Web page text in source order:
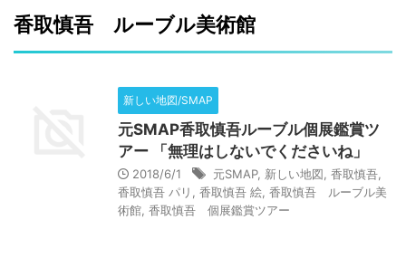
香取慎吾 ルーブル美術館
新しい地図/SMAP
元SMAP香取慎吾ルーブル個展鑑賞ツ
アー 「無理はしないでくださいね」
2018/6/1 元SMAP, 新しい地図 香取慎吾
香取慎吾 パリ
香取慎吾 絵 香取慎吾 ルーブル美
術館 香取慎吾 個展鑑賞ツアー